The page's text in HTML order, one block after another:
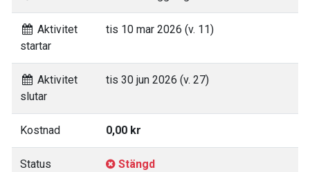
Aktivitet
startar
tis 10 mar 2026 (v. 11)
Aktivitet
slutar
tis 30 jun 2026 (v. 27)
Kostnad 0,00 kr
Status Stängd